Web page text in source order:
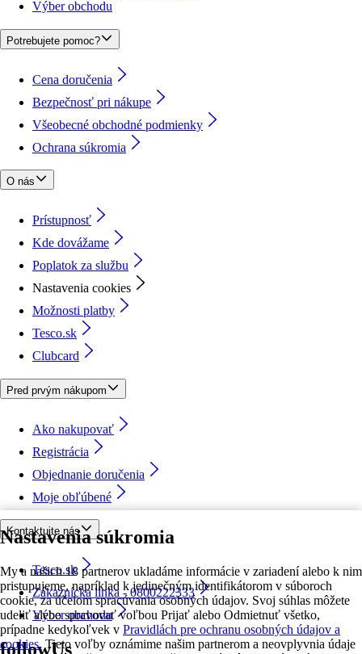
Nastavenia súkromia
My a našich 18 partnerov ukladáme informácie v zariadení alebo k nim
pristupujeme, napríklad k jedinečným identifikátorom v súboroch
cookie, za účelom spracúvania osobných údajov. Svoj súhlas môžete
udeliť alebo spravovať voľbou Prijať alebo Odmietnuť všetko,
prípadne kedykoľvek v Pravidlách pre ochranu osobných údajov a
cookies. Tieto voľby oznámime našim partnerom a neovplyvnia údaje
Výber obchodu
Potrebujete pomoc?
Cena doručenia
Bezpečnosť pri nákupe
Všeobecné obchodné podmienky
Ochrana súkromia
O nás
Prístupnosť
Kde dovážame
Poplatok za službu
Nastavenia cookies
Možnosti platby
Tesco.sk
Clubcard
Pred prvým nákupom
Ako nakupovať
Registrácia
Objednanie doručenia
Moje obľúbené
Kontaktujte nás
Tesco.sk
Zákaznícka linka - 0800222333
Výber obchodu
followUs